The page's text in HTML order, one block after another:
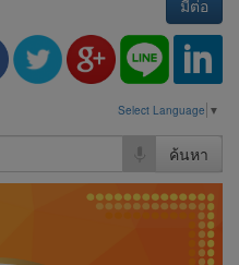
มีต่อ
Select Language ▼
ค้นหา